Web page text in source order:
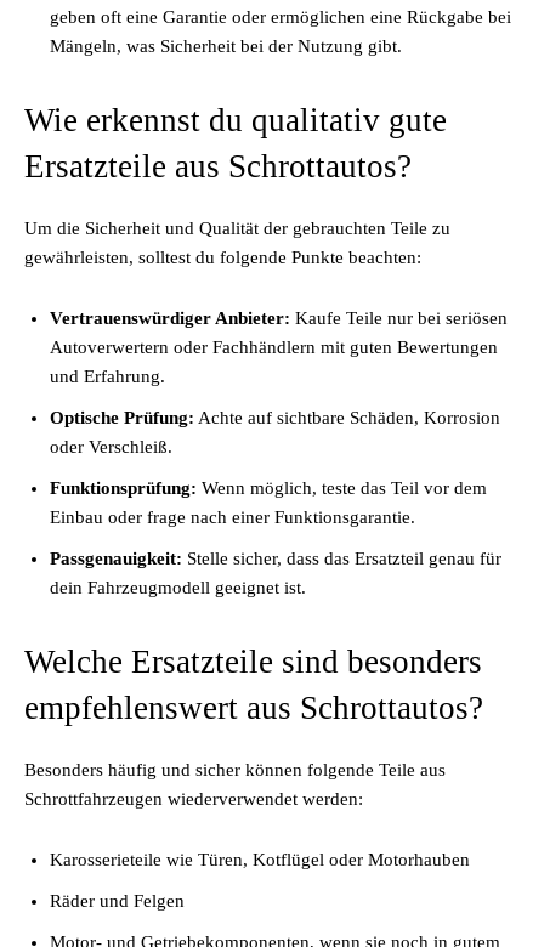
geben oft eine Garantie oder ermöglichen eine Rückgabe bei
Mängeln, was Sicherheit bei der Nutzung gibt.
Wie erkennst du qualitativ gute
Ersatzteile aus Schrottautos?
Um die Sicherheit und Qualität der gebrauchten Teile zu
gewährleisten, solltest du folgende Punkte beachten:
Vertrauenswürdiger Anbieter: Kaufe Teile nur bei seriösen
Autoverwertern oder Fachhändlern mit guten Bewertungen
und Erfahrung.
Optische Prüfung: Achte auf sichtbare Schäden, Korrosion
oder Verschleiß.
Funktionsprüfung: Wenn möglich, teste das Teil vor dem
Einbau oder frage nach einer Funktionsgarantie.
Passgenauigkeit: Stelle sicher, dass das Ersatzteil genau für
dein Fahrzeugmodell geeignet ist.
Welche Ersatzteile sind besonders
empfehlenswert aus Schrottautos?
Besonders häufig und sicher können folgende Teile aus
Schrottfahrzeugen wiederverwendet werden:
Karosserieteile wie Türen, Kotflügel oder Motorhauben
Räder und Felgen
Motor- und Getriebekomponenten, wenn sie noch in gutem